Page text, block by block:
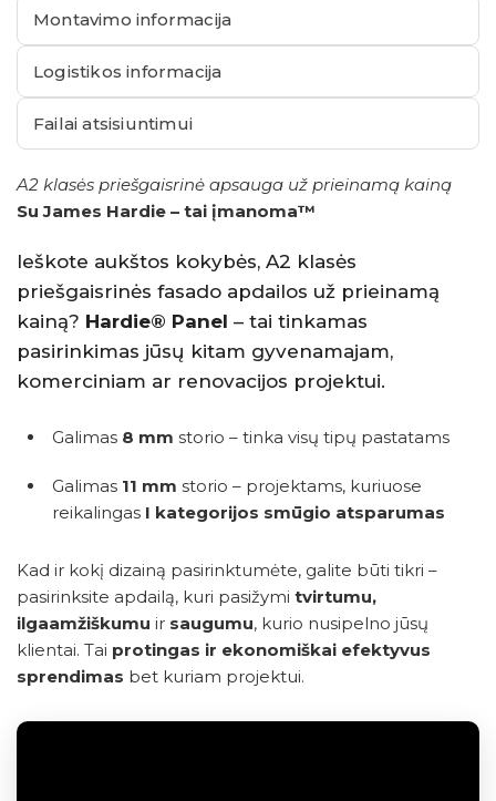
Montavimo informacija
Logistikos informacija
Failai atsisiuntimui
A2 klasės priešgaisrinė apsauga už prieinamą kainą
Su James Hardie – tai įmanoma™
Ieškote aukštos kokybės, A2 klasės
priešgaisrinės fasado apdailos už prieinamą
kainą? Hardie® Panel – tai tinkamas
pasirinkimas jūsų kitam gyvenamajam,
komerciniam ar renovacijos projektui.
Galimas 8 mm storio – tinka visų tipų pastatams
Galimas 11 mm storio – projektams, kuriuose
reikalingas I kategorijos smūgio atsparumas
Kad ir kokį dizainą pasirinktumėte, galite būti tikri –
pasirinksite apdailą, kuri pasižymi tvirtumu,
ilgaamžiškumu ir saugumu, kurio nusipelno jūsų
klientai. Tai protingas ir ekonomiškai efektyvus
sprendimas bet kuriam projektui.